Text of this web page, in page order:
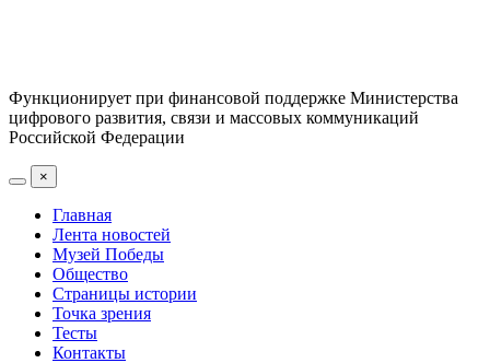
Функционирует при финансовой поддержке Министерства
цифрового развития, связи и массовых коммуникаций
Российской Федерации
×
Главная
Лента новостей
Музей Победы
Общество
Страницы истории
Точка зрения
Тесты
Контакты